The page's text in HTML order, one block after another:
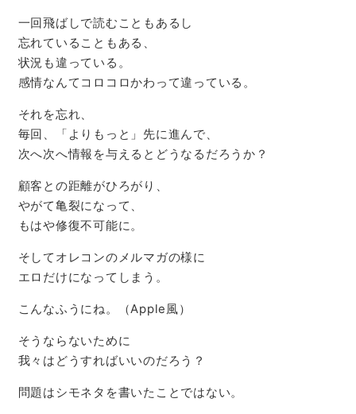
一回飛ばしで読むこともあるし
忘れていることもある、
状況も違っている。
感情なんてコロコロかわって違っている。
それを忘れ、
毎回、「よりもっと」先に進んで、
次へ次へ情報を与えるとどうなるだろうか？
顧客との距離がひろがり、
やがて亀裂になって、
もはや修復不可能に。
そしてオレコンのメルマガの様に
エロだけになってしまう。
こんなふうにね。（Apple風）
そうならないために
我々はどうすればいいのだろう？
問題はシモネタを書いたことではない。